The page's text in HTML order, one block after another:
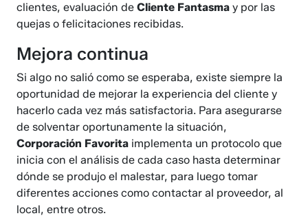
clientes, evaluación deCliente Fantasma y por las
quejas o felicitaciones recibidas.
Mejora continua
Si algo no salió como se esperaba, existe siempre la
oportunidad de mejorar la experiencia del cliente y
hacerlo cada vez más satisfactoria. Para asegurarse
de solventar oportunamente la situación,
Corporación Favorita implementa un protocolo que
inicia con el análisis de cada caso hasta determinar
dónde se produjo el malestar, para luego tomar
diferentes acciones como contactar al proveedor, al
local, entre otros.